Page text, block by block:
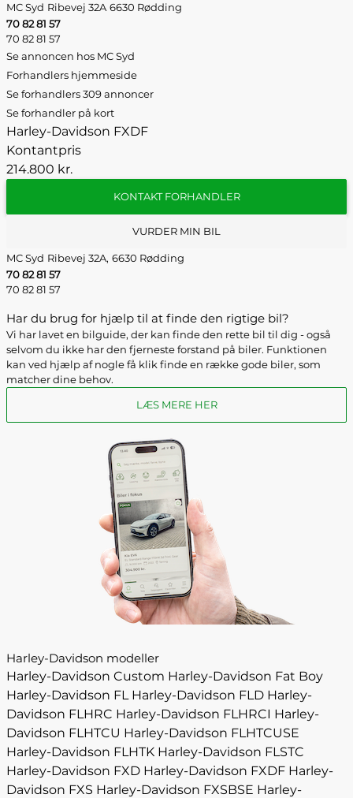
MC Syd Ribevej 32A 6630 Rødding
70 82 81 57
70 82 81 57
Se annoncen hos MC Syd
Forhandlers hjemmeside
Se forhandlers 309 annoncer
Se forhandler på kort
Harley-Davidson FXDF
Kontantpris
214.800 kr.
KONTAKT FORHANDLER
VURDER MIN BIL
MC Syd Ribevej 32A, 6630 Rødding
70 82 81 57
70 82 81 57
Har du brug for hjælp til at finde den rigtige bil?
Vi har lavet en bilguide, der kan finde den rette bil til dig - også
selvom du ikke har den fjerneste forstand på biler. Funktionen
kan ved hjælp af nogle få klik finde en række gode biler, som
matcher dine behov.
LÆS MERE HER
Harley-Davidson modeller
Harley-Davidson Custom Harley-Davidson Fat Boy
Harley-Davidson FL Harley-Davidson FLD Harley-
Davidson FLHRC Harley-Davidson FLHRCI Harley-
Davidson FLHTCU Harley-Davidson FLHTCUSE
Harley-Davidson FLHTK Harley-Davidson FLSTC
Harley-Davidson FXD Harley-Davidson FXDF Harley-
Davidson FXS Harley-Davidson FXSBSE Harley-